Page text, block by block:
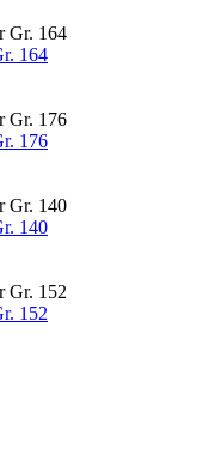
164
176
140
152